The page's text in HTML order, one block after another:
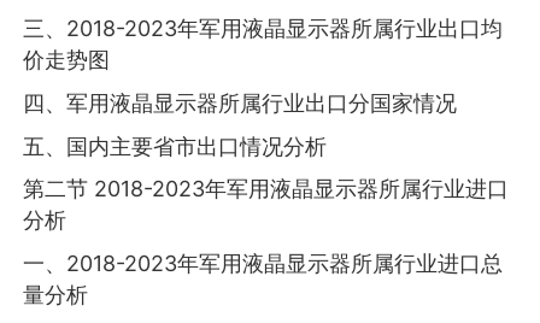
三、2018-2023年军用液晶显示器所属行业出口均
价走势图
四、军用液晶显示器所属行业出口分国家情况
五、国内主要省市出口情况分析
第二节 2018-2023年军用液晶显示器所属行业进口
分析
一、2018-2023年军用液晶显示器所属行业进口总
量分析